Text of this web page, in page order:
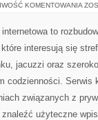
KOMENTOWANIA
to
interesują się
jacuzzi oraz
codzienności. Serwis
związanych z
znaleźć użyteczne